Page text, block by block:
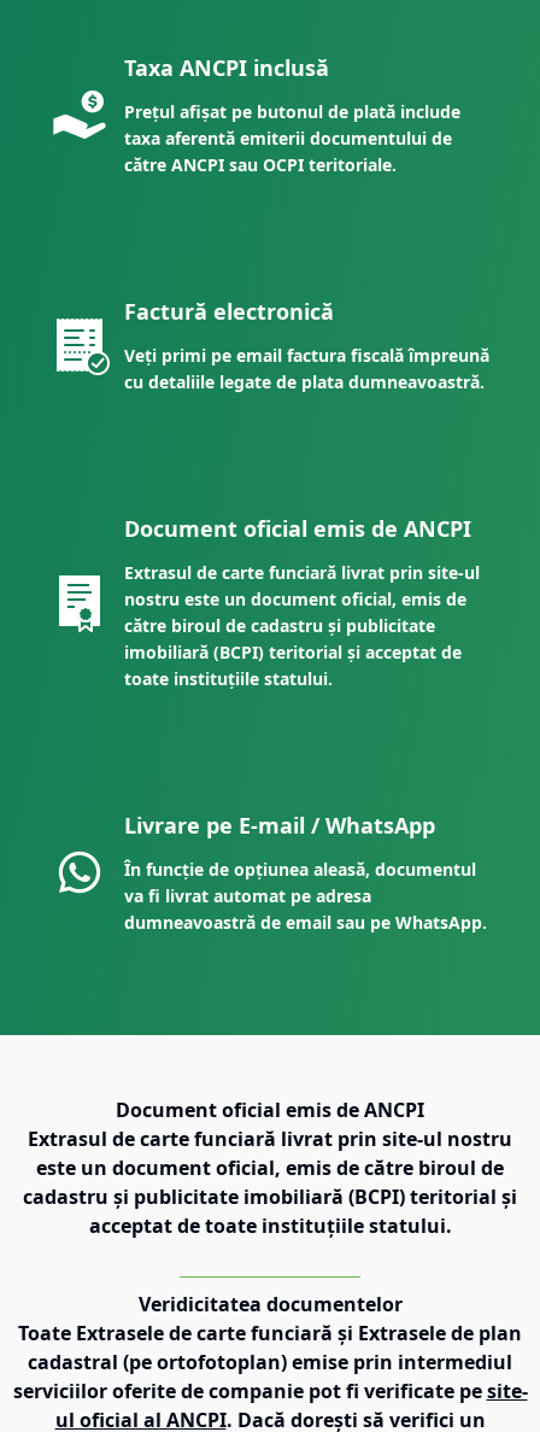
Taxa ANCPI inclusă
Prețul afișat pe butonul de plată include
taxa aferentă emiterii documentului de
către ANCPI sau OCPI teritoriale.
Factură electronică
Veți primi pe email factura fiscală împreună
cu detaliile legate de plata dumneavoastră.
Document oficial emis de ANCPI
Extrasul de carte funciară livrat prin site-ul
nostru este un document oficial, emis de
către biroul de cadastru și publicitate
imobiliară (BCPI) teritorial și acceptat de
toate instituțiile statului.
Livrare pe E-mail / WhatsApp
În funcție de opțiunea aleasă, documentul
va fi livrat automat pe adresa
dumneavoastră de email sau pe WhatsApp.
Document oficial emis de ANCPI
Extrasul de carte funciară livrat prin site-ul nostru
este un document oficial, emis de către biroul de
cadastru și publicitate imobiliară (BCPI) teritorial și
acceptat de toate instituțiile statului.
Veridicitatea documentelor
Toate Extrasele de carte funciară și Extrasele de plan
cadastral (pe ortofotoplan) emise prin intermediul
serviciilor oferite de companie pot fi verificate pe site-
ul oficial al ANCPI. Dacă dorești să verifici un